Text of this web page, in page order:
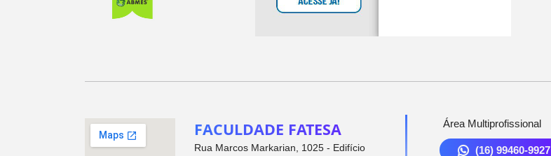
FACULDADE FATESA
Rua Marcos Markarian, 1025 - Edifício
Área Multiprofissional
(16) 99460-9927